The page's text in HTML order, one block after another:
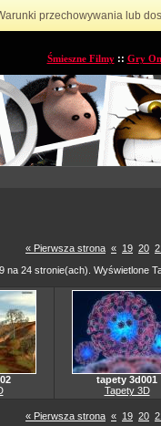
przechowywania lub
Śmieszne Filmy:: Gry
« Pierwsza strona « 19 20
na 24 stronie(ach). Wyświetlone
tapety 3d001
Tapety 3D
« Pierwsza strona « 19 20